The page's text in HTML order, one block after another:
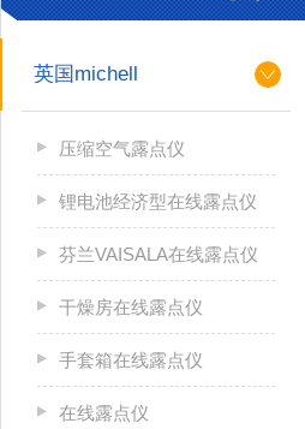
英国michell
压缩空气露点仪
锂电池经济型在线露点仪
芬兰VAISALA在线露点仪
干燥房在线露点仪
手套箱在线露点仪
在线露点仪